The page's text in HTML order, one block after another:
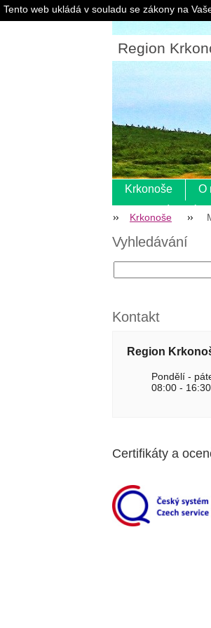
Region
Krkonoše O
Krkonoše
Vyhledávání
Kontakt
Region
Pondělí -
08:00 - 16:30
Certifikáty a
Tento web ukládá v souladu se zákony na